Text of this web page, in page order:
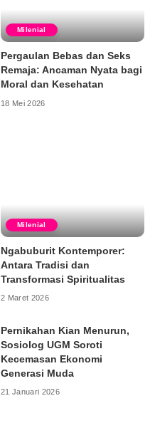
Milenial
Pergaulan Bebas dan Seks
Remaja: Ancaman Nyata bagi
Moral dan Kesehatan
18 Mei 2026
Milenial
Ngabuburit Kontemporer:
Antara Tradisi dan
Transformasi Spiritualitas
2 Maret 2026
Pernikahan Kian Menurun,
Sosiolog UGM Soroti
Kecemasan Ekonomi
Generasi Muda
21 Januari 2026